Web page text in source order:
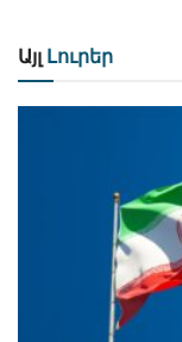
Այլ Լուրեր